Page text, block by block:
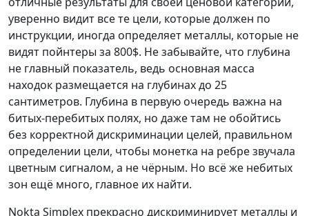
уверенно видит все те цели, которые должен по
инструкции, иногда определяет металлы, которые не
видят пойнтеры за 800$. Не забывайте, что глубина
не главный показатель, ведь основная масса
находок размещается на глубинах до 25
сантиметров. Глубина в первую очередь важна на
битых-перебитых полях, но даже там не обойтись
без корректной дискриминации целей, правильном
определении цели, чтобы монетка на ребре звучала
цветным сигналом, а не чёрным. Но всё же небитых
зон ещё много, главное их найти.
Nokta Simplex прекрасно дискриминирует металлы и